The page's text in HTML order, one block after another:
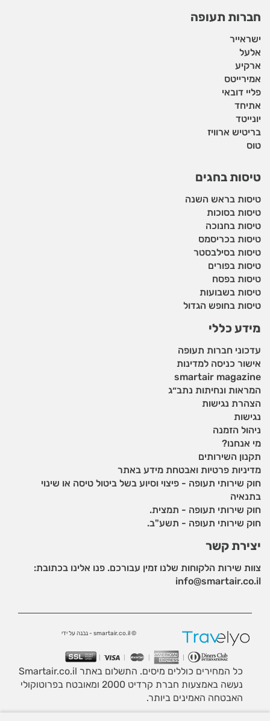
חברות תעופה
ישראייר
אלעל
ארקיע
אמירייטס
פליי דובאי
אתיחד
יונייטד
בריטיש ארוויז
טוס
טיסות בחגים
טיסות בראש השנה
טיסות בסוכות
טיסות בחנוכה
טיסות בכריסמס
טיסות בסילבסטר
טיסות בפורים
טיסות בפסח
טיסות בשבועות
טיסות בחופש הגדול
מידע כללי
עדכוני חברות תעופה
אישור כניסה למדינות
smartair magazine
המראות ונחיתות נתב״ג
הצהרת נגישות
נגישות
ניהול הזמנה
מי אנחנו?
תקנון השירותים
מדיניות פרטיות ואבטחת מידע באתר
חוק שירותי תעופה - פיצוי וסיוע בשל ביטול טיסה או שינוי
בתנאיה
חוק שירותי תעופה - תמצית.
חוק שירותי תעופה - תשע"ב.
יצירת קשר
צוות שירות הלקוחות שלנו זמין עבורכם. פנו אלינו בכתובת:
info@smartair.co.il
© smartair.co.il - נבנה על ידי
כל המחירים כוללים מיסים. התשלום באתר Smartair.co.il
נעשה באמצעות חברת קרדיט 2000 ומאובטח בפרוטוקולי
האבטחה האמינים ביותר.